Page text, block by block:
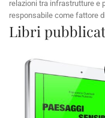
relazioni tra infrastrutture e
responsabile come fattore
Libri